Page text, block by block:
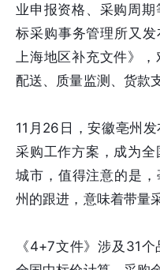
业申报资格、采购周
标采购事务管理所又
上海地区补充文件》
配送、质量监测、货款
11月26日，安徽亳州
采购工作方案，成为
城市，值得注意的是
州的跟进，意味着带量
《4+7文件》涉及31